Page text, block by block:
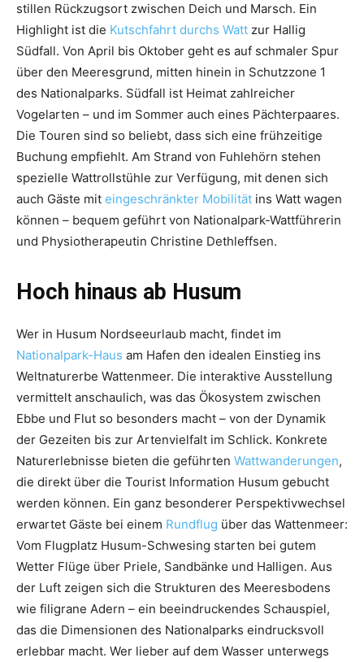
stillen Rückzugsort zwischen Deich und Marsch. Ein
Highlight ist die Kutschfahrt durchs Watt zur Hallig
Südfall. Von April bis Oktober geht es auf schmaler Spur
über den Meeresgrund, mitten hinein in Schutzzone 1
des Nationalparks. Südfall ist Heimat zahlreicher
Vogelarten – und im Sommer auch eines Pächterpaares.
Die Touren sind so beliebt, dass sich eine frühzeitige
Buchung empfiehlt. Am Strand von Fuhlehörn stehen
spezielle Wattrollstühle zur Verfügung, mit denen sich
auch Gäste mit eingeschränkter Mobilität ins Watt wagen
können – bequem geführt von Nationalpark-Wattführerin
und Physiotherapeutin Christine Dethleffsen.
Hoch hinaus ab Husum
Wer in Husum Nordseeurlaub macht, findet im
Nationalpark-Haus am Hafen den idealen Einstieg ins
Weltnaturerbe Wattenmeer. Die interaktive Ausstellung
vermittelt anschaulich, was das Ökosystem zwischen
Ebbe und Flut so besonders macht – von der Dynamik
der Gezeiten bis zur Artenvielfalt im Schlick. Konkrete
Naturerlebnisse bieten die geführten Wattwanderungen,
die direkt über die Tourist Information Husum gebucht
werden können. Ein ganz besonderer Perspektivwechsel
erwartet Gäste bei einem Rundflug über das Wattenmeer:
Vom Flugplatz Husum-Schwesing starten bei gutem
Wetter Flüge über Priele, Sandbänke und Halligen. Aus
der Luft zeigen sich die Strukturen des Meeresbodens
wie filigrane Adern – ein beeindruckendes Schauspiel,
das die Dimensionen des Nationalparks eindrucksvoll
erlebbar macht. Wer lieber auf dem Wasser unterwegs